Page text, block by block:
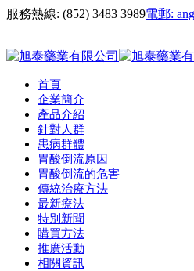
服務熱線: (852) 3483 3989電郵:
首頁
企業簡介
產品介紹
針對人群
患病群體
胃酸倒流原因
胃酸倒流的危害
傳統治療方法
最新療法
特別新聞
購買方法
推廣活動
相關資訊